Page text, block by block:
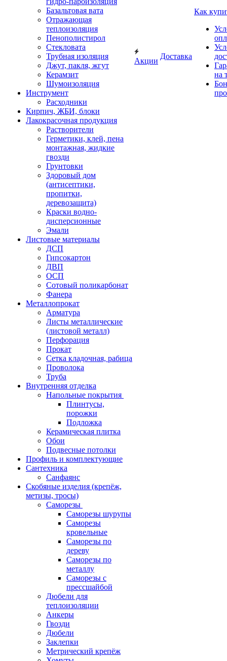
Базальтовая вата
Отражающая
теплоизоляция
Пенополистирол
Стекловата
Трубная изоляция
Джут, пакля, жгут
Керамзит
Шумоизоляция
Инструмент
Расходники
Кирпич, ЖБИ, блоки
Лакокрасочная продукция
Растворители
Герметики, клей, пена
монтажная, жидкие
гвозди
Грунтовки
Здоровый дом
(антисептики,
пропитки,
деревозащита)
Краски водно-
дисперсионные
Эмали
Листовые материалы
ДСП
Гипсокартон
ДВП
ОСП
Сотовый поликарбонат
Фанера
Металлопрокат
Арматура
Листы металлические
(листовой металл)
Перфорация
Прокат
Сетка кладочная, рабица
Проволока
Труба
Внутренняя отделка
Напольные покрытия
Плинтусы,
порожки
Подложка
Керамическая плитка
Обои
Подвесные потолки
Профиль и комплектующие
Сантехника
Санфаянс
Скобяные изделия (крепёж,
метизы, тросы)
Саморезы
Саморезы шурупы
Саморезы
кровельные
Саморезы по
дереву
Саморезы по
металлу
Саморезы с
прессшайбой
Дюбели для
теплоизоляции
Анкеры
Гвозди
Дюбели
Заклепки
Метрический крепёж
Акции
Доставка
Как
на